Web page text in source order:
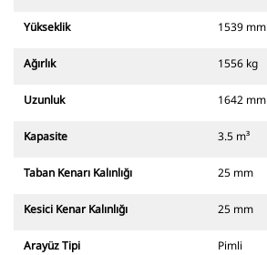
Yükseklik 1539 mm
Ağırlık 1556 kg
Uzunluk 1642 mm
Kapasite 3.5 m³
Taban Kenarı Kalınlığı 25 mm
Kesici Kenar Kalınlığı 25 mm
Arayüz Tipi Pimli